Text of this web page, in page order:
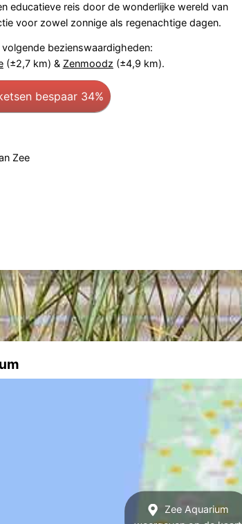
educatieve reis door de wonderlijke wereld van
voor zowel zonnige als regenachtige dagen.
volgende bezienswaardigheden:
(±2,7 km) & Zenmoodz (±4,9 km).
en bespaar 34%
Zee
Zee Aquarium